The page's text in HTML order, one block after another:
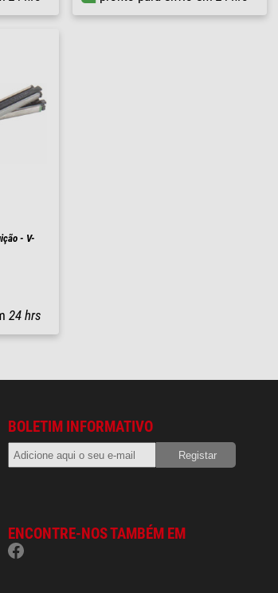
- V-
24 hrs
BOLETIM INFORMATIVO
ENCONTRE-NOS TAMBÉM EM